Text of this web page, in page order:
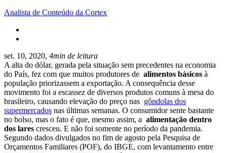
Analista de Conteúdo da Cortex
set. 10, 2020, 4min de leitura
A alta do dólar, gerada pela situação sem precedentes na economia
do País, fez com que muitos produtores de alimentos básicos à
população priorizassem a exportação. A consequência desse
movimento foi a escassez de diversos produtos comuns à mesa do
brasileiro, causando elevação do preço nas gôndolas dos
supermercados nas últimas semanas. O consumidor sente bastante
no bolso, mas o fato é que, mesmo assim, a alimentação dentro
dos lares cresceu. E não foi somente no período da pandemia.
Segundo dados divulgados no fim de agosto pela Pesquisa de
Orçamentos Familiares (POF), do IBGE, com levantamento entre